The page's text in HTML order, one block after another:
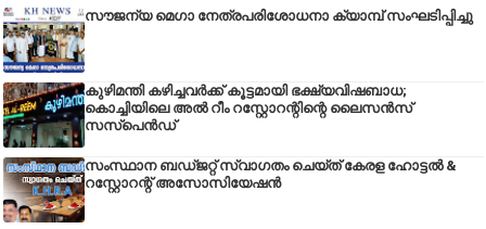
സൗജന്യ മെഗാ നേത്രപരിശോധനാ ക്യാമ്പ് സംഘടിപ്പിച്ചു
കുഴിമന്തി കഴിച്ചവർക്ക് കൂട്ടമായി ഭക്ഷ്യവിഷബാധ;
കൊച്ചിയിലെ അൽ റീം റസ്റ്റോറന്റിന്റെ ലൈസൻസ്
സസ്പെൻഡ്
സംസ്ഥാന ബഡ്‌ജറ്റ് സ്വാഗതം ചെയ്ത് കേരള ഹോട്ടൽ &
റസ്റ്റോറന്റ് അസോസിയേഷൻ